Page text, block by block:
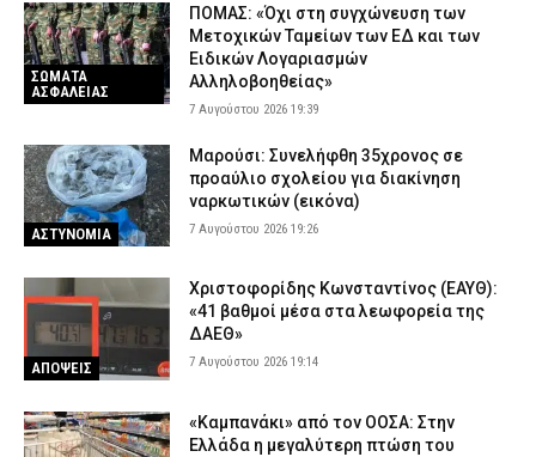
ΣΩΜΑΤΑ
ΑΣΦΑΛΕΙΑΣ
ΠΟΜΑΣ: «Όχι στη συγχώνευση των
Μετοχικών Ταμείων των ΕΔ και των
Ειδικών Λογαριασμών
Αλληλοβοηθείας»
7 Αυγούστου 2026 19:39
ΑΣΤΥΝΟΜΙΑ
Μαρούσι: Συνελήφθη 35χρονος σε
προαύλιο σχολείου για διακίνηση
ναρκωτικών (εικόνα)
7 Αυγούστου 2026 19:26
ΑΠΟΨΕΙΣ
Χριστοφορίδης Κωνσταντίνος (ΕΑΥΘ):
«41 βαθμοί μέσα στα λεωφορεία της
ΔΑΕΘ»
7 Αυγούστου 2026 19:14
«Καμπανάκι» από τον ΟΟΣΑ: Στην
Ελλάδα η μεγαλύτερη πτώση του